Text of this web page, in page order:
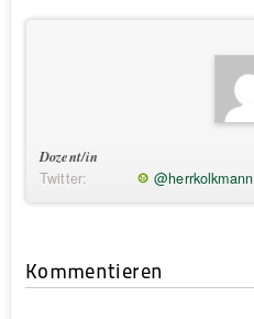
Dozent/in
Twitter:
@herrkolkmann
Kommentieren